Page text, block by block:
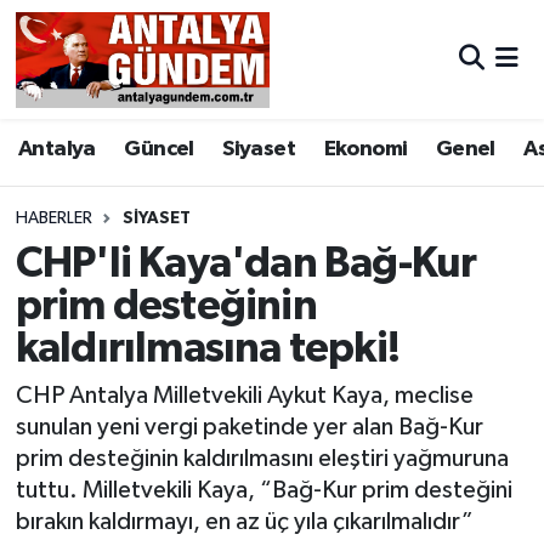
Antalya Güncel Siyaset Ekonomi Genel
HABERLER SIYASET
CHP'li Kaya'dan Bağ-Kur
prim desteğinin
kaldırılmasına tepki!
CHP Antalya Milletvekili Aykut Kaya, meclise
sunulan yeni vergi paketinde yer alan Bağ-Kur
prim desteğinin kaldırılmasını eleştiri yağmuruna
tuttu. Milletvekili Kaya, “Bağ-Kur prim desteğini
bırakın kaldırmayı, en az üç yıla çıkarılmalıdır”
Antalya
Asayiş
Bilim & Teknoloji
Bölge
EĞİTİM
Ekonomi
Genel
Görüntülü Haber
Antalya Nöbetçi Eczaneler
Antalya Hava Durumu
Antalya Namaz Vakitleri
Antalya Trafik Yoğunluk Haritası
Süper Lig Puan Durumu ve Fikstür
Tüm Manşetler
Son Dakika Haberleri
Haber Arşivi